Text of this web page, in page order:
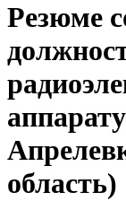
Резюме
область)